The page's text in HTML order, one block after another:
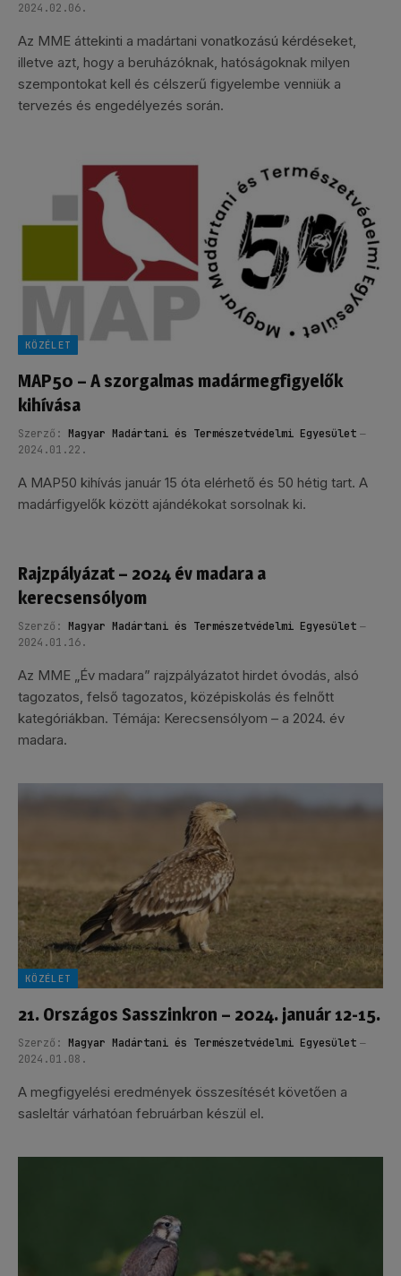
2024.02.06.
Az MME áttekinti a madártani vonatkozású kérdéseket,
illetve azt, hogy a beruházóknak, hatóságoknak milyen
szempontokat kell és célszerű figyelembe venniük a
tervezés és engedélyezés során.
KÖZÉLET
MAP50 – A szorgalmas madármegfigyelők
kihívása
Szerző: Magyar Madártani és Természetvédelmi Egyesület
2024.01.22.
A MAP50 kihívás január 15 óta elérhető és 50 hétig tart. A
madárfigyelők között ajándékokat sorsolnak ki.
Rajzpályázat – 2024 év madara a
kerecsensólyom
Szerző: Magyar Madártani és Természetvédelmi Egyesület
2024.01.16.
Az MME „Év madara” rajzpályázatot hirdet óvodás, alsó
tagozatos, felső tagozatos, középiskolás és felnőtt
kategóriákban. Témája: Kerecsensólyom – a 2024. év
madara.
KÖZÉLET
21. Országos Sasszinkron – 2024. január 12-15.
Szerző: Magyar Madártani és Természetvédelmi Egyesület
2024.01.08.
A megfigyelési eredmények összesítését követően a
sasleltár várhatóan februárban készül el.